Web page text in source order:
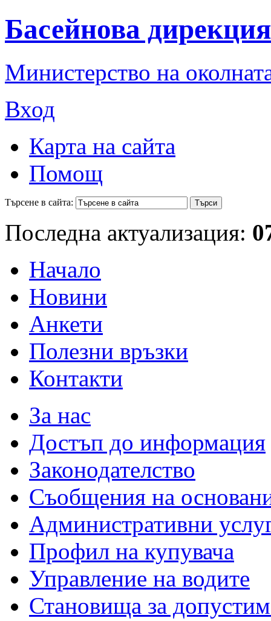
Басейнова
Министерство на
Вход
Карта на сайта
Помощ
Търсене в сайта:
Последна актуализация:
Начало
Новини
Анкети
Полезни връзки
Контакти
За нас
Достъп до информация
Законодателство
Съобщения на
Административни
Профил на купувача
Управление на водите
Становища за